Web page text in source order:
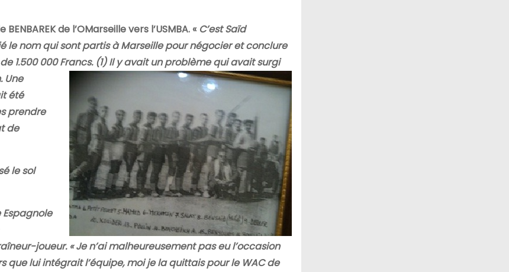
de l’OMarseille vers l’USMBA. « C’est Saïd
le nom qui sont partis à Marseille pour négocier et conclure
1.500 000 Francs. (1) Il y avait un problème qui avait surgi
Une
été
prendre
de
le sol
joueur. « Je n’ai malheureusement pas eu l’occasion
que lui intégrait l’équipe, moi je la quittais pour le WAC de